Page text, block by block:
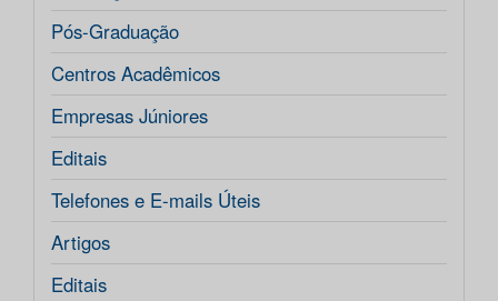
Pós-Graduação
Centros Acadêmicos
Empresas Júniores
Editais
Telefones e E-mails Úteis
Artigos
Editais